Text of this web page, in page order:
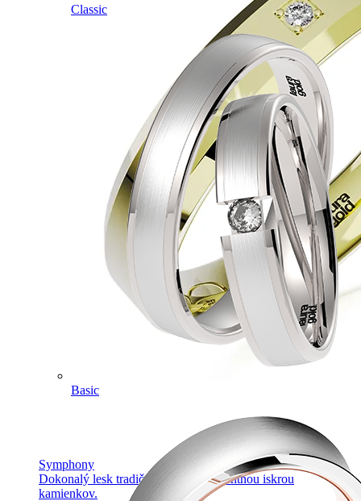
Symphony
Dokonalý lesk tradičného zlata s decentnou iskrou
kamienkov.
Classic
Basic